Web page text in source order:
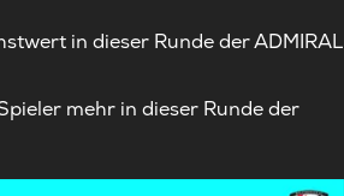
in dieser Runde der ADMIRAL
mehr in dieser Runde der